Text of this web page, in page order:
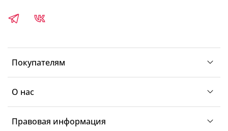
Покупателям
О нас
Правовая информация